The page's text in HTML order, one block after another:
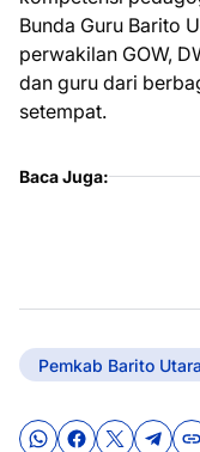
Bunda Guru Barito
perwakilan GOW,
dan guru dari
setempat.
Baca Juga:
Pemkab Barito Utara